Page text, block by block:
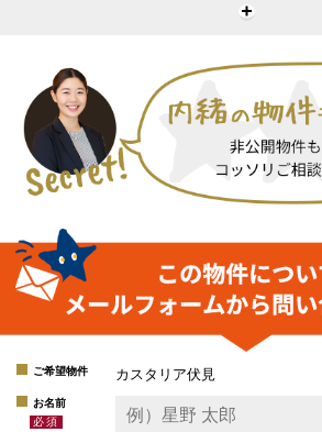
ご希望物件 カスタリア伏見
お名前